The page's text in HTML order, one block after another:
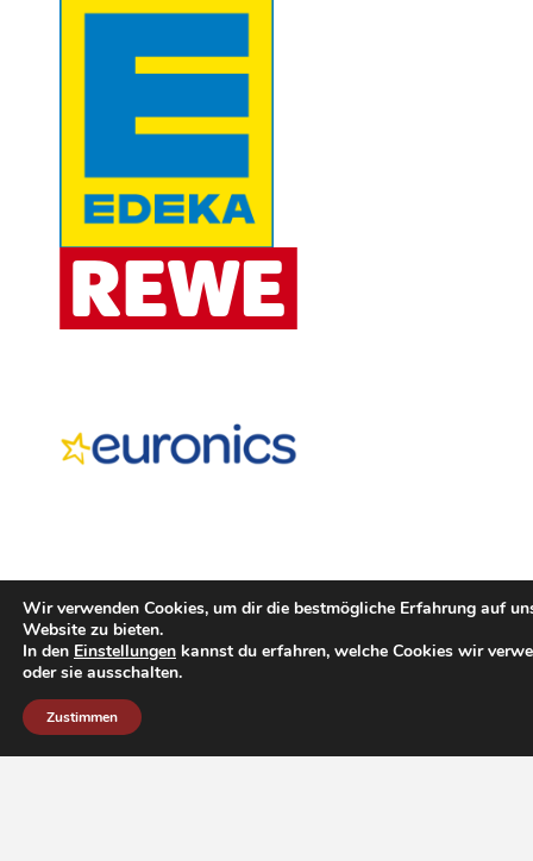
Schrauben Listner
FTT Fertigteil-Technik
Mayer GmbH
Wir verwenden Cookies, um dir die bestmögliche Erfahrung auf
Website zu bieten.
In den Einstellungen kannst du erfahren, welche Cookies wir
oder sie ausschalten.
Zustimmen